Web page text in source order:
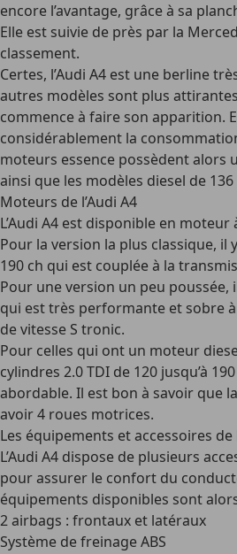
encore l’avantage, grâce à sa
Elle est suivie de près par la
classement.
Certes, l’Audi A4 est une berline
autres modèles sont plus
commence à faire son apparition.
considérablement la
moteurs essence possèdent alors
ainsi que les modèles diesel de 136
Moteurs de l’Audi A4
L’Audi A4 est disponible en moteur
Pour la version la plus classique, il
190 ch qui est couplée à la
Pour une version un peu poussée,
qui est très performante et sobre
de vitesse S tronic.
Pour celles qui ont un moteur
cylindres 2.0 TDI de 120 jusqu’à
abordable. Il est bon à savoir que
avoir 4 roues motrices.
Les équipements et accessoires de
L’Audi A4 dispose de plusieurs
pour assurer le confort du
équipements disponibles sont
2 airbags : frontaux et latéraux
Système de freinage ABS